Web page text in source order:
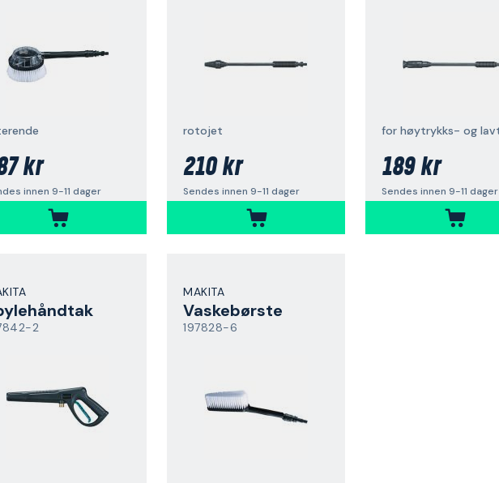
kr
innen 9-11 dager
rotojet
210 kr
Sendes innen 9-11 dager
189 kr
Sendes innen 9-11 dager
2
MAKITA
Vaskebørste
197828-6